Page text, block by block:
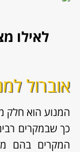
לאילו
אוברול
המנוע הוא חלק
כך שבמקרים
המקרים בהם